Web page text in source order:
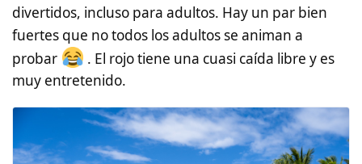
divertidos, incluso para adultos. Hay un par bien
fuertes que no todos los adultos se animan a
probar
. El rojo tiene una cuasi caída libre y es
muy entretenido.